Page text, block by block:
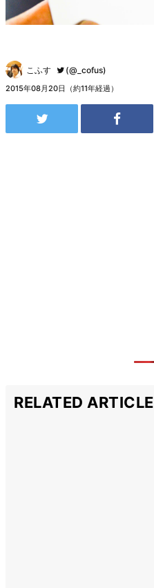
こふす (@_cofus)
2015年08月20日（約11年経過）
RELATED ARTICLE